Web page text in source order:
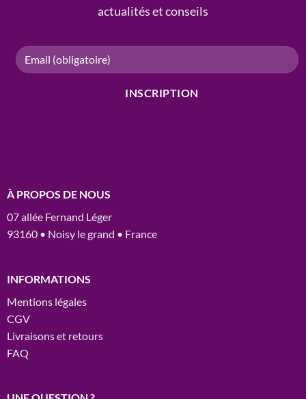
actualités et conseils
À PROPOS DE NOUS
07 allée Fernand Léger
93160 • Noisy le grand • France
INFORMATIONS
Mentions légales
CGV
Livraisons et retours
FAQ